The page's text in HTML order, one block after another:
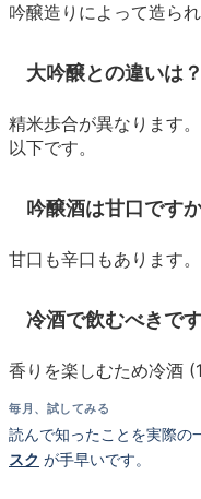
吟醸造りによって造ら
大吟醸との違いは？
精米歩合が異なります
以下です。
吟醸酒は甘口です
甘口も辛口もあります
冷酒で飲むべきで
香りを楽しむため冷酒
毎月、試してみる
読んで知ったことを実際の
スク が手早いです。